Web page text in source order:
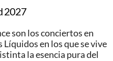
2027
son los conciertos en
en los que se vive
la esencia pura del